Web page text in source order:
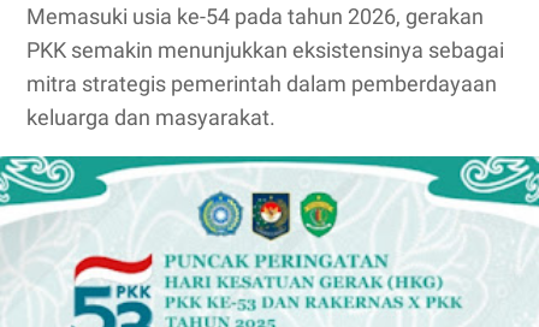
Memasuki usia ke-54 pada tahun 2026, gerakan
PKK semakin menunjukkan eksistensinya sebagai
mitra strategis pemerintah dalam pemberdayaan
keluarga dan masyarakat.